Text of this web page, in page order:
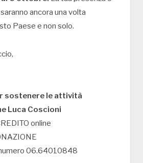
ancora una volta
Paese e non solo.
sostenere le attività
Luca Coscioni
online
06.64010848